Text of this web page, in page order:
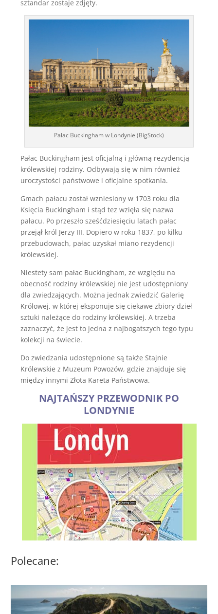
sztandar zostaje zdjęty.
Pałac Buckingham w Londynie (BigStock)
Pałac Buckingham jest oficjalną i główną rezydencją
królewskiej rodziny. Odbywają się w nim również
uroczystości państwowe i oficjalne spotkania.
Gmach pałacu został wzniesiony w 1703 roku dla
Księcia Buckingham i stąd tez wzięła się nazwa
pałacu. Po przeszło sześćdziesięciu latach pałac
przejął król Jerzy III. Dopiero w roku 1837, po kilku
przebudowach, pałac uzyskał miano rezydencji
królewskiej.
Niestety sam pałac Buckingham, ze względu na
obecność rodziny królewskiej nie jest udostępniony
dla zwiedzających. Można jednak zwiedzić Galerię
Królowej, w której eksponuje się ciekawe zbiory dzieł
sztuki należące do rodziny królewskiej. A trzeba
zaznaczyć, że jest to jedna z najbogatszych tego typu
kolekcji na świecie.
Do zwiedzania udostępnione są także Stajnie
Królewskie z Muzeum Powozów, gdzie znajduje się
między innymi Złota Kareta Państwowa.
NAJTAŃSZY PRZEWODNIK PO
LONDYNIE
Polecane: